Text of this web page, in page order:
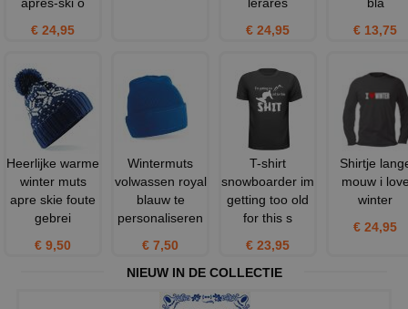
€ 24,95
€ 24,95
€ 13,75
Heerlijke warme
winter muts
apre skie foute
gebrei
€ 9,50
Wintermuts
volwassen royal
blauw te
personaliseren
€ 7,50
T-shirt
snowboarder im
getting too old
for this s
€ 23,95
Shirtje
mouw i
winter
€ 24,95
NIEUW IN DE COLLECTIE